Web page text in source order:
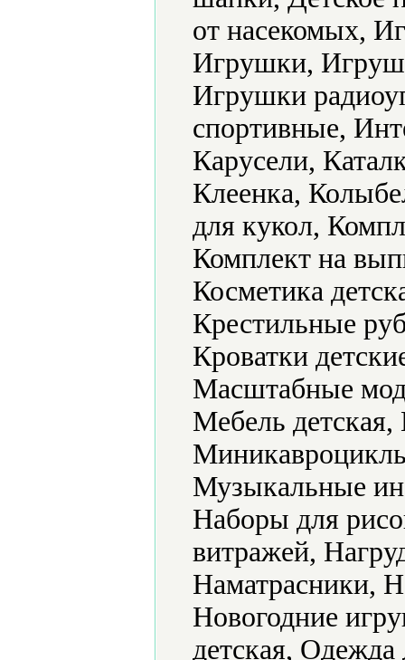
от насекомых,
Игрушки,
Игрушки
спортивные,
Карусели,
Клеенка,
для кукол,
Комплект на
Косметика
Крестильные
Кроватки
Масштабные
Мебель
Музыкальные
Наборы для
витражей,
Наматрасники,
Новогодние
детская,